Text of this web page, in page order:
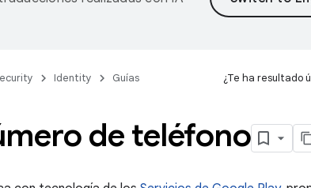
Identity Guías ¿Te ha resultado
de teléfono